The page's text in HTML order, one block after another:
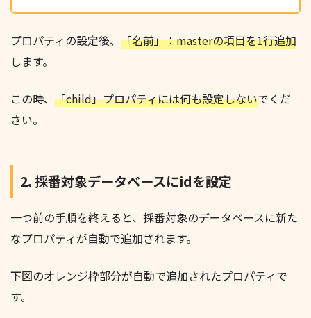
プロパティの設定後、 「名前」：masterの項目を1行追加
します。
この時、 「child」プロパティには何も設定しないでくだ
さい。
2. 採番対象データベースにidを設定
一つ前の手順を終えると、採番対象のデータベースに新た
なプロパティが自動で追加されます。
下図のオレンジ枠部分が自動で追加されたプロパティで
す。